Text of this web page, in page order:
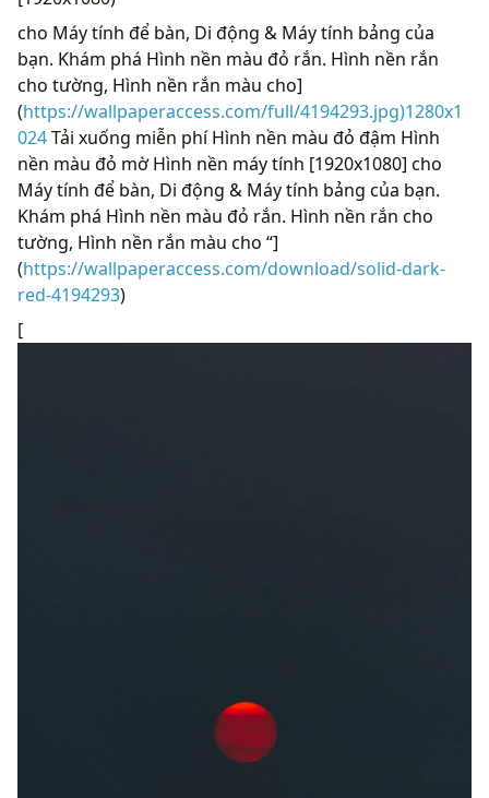
cho Máy tính để bàn, Di động & Máy tính bảng của
bạn. Khám phá Hình nền màu đỏ rắn. Hình nền rắn
cho tường, Hình nền rắn màu cho]
(https://wallpaperaccess.com/full/4194293.jpg)1280x1
024Tải xuống miễn phí Hình nền màu đỏ đậm Hình
nền màu đỏ mờ Hình nền máy tính [1920x1080] cho
Máy tính để bàn, Di động & Máy tính bảng của bạn.
Khám phá Hình nền màu đỏ rắn. Hình nền rắn cho
tường, Hình nền rắn màu cho “]
(https://wallpaperaccess.com/download/solid-dark-
red-4194293)
[